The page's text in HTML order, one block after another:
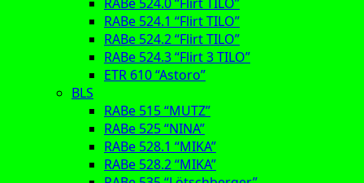
RABe 524.1 “Flirt TILO”
RABe 524.2 “Flirt TILO”
RABe 524.3 “Flirt 3 TILO”
ETR 610 “Astoro”
BLS
RABe 515 “MUTZ”
RABe 525 “NINA”
RABe 528.1 “MIKA”
RABe 528.2 “MIKA”